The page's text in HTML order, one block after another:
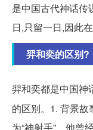
是中国古代神话传
日,只留一日,因此
羿和奕的区别?
羿和奕都是中国神
的区别。1. 背景